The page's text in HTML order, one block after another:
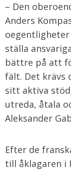
– Den
Anders
ställa
bättre på att
fält. Det krävs
sitt aktiva
utreda, åtala
Aleksander
Efter de
till åklagaren i